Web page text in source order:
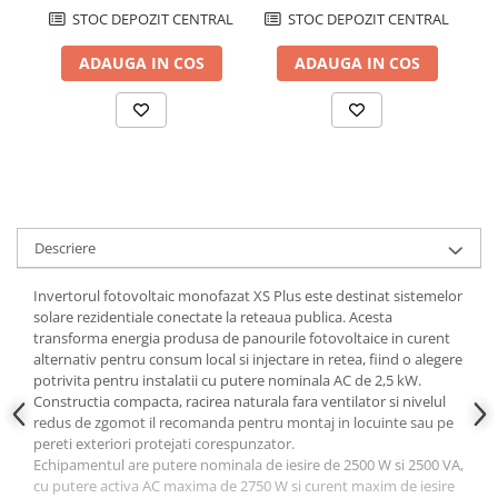
Papuci si mufe
Cablu solar
Cabluri coaxiale TV
Cabluri curenti slabi
aluminiu
Cabluri aluminiu coaxial
bransament
Cabluri aluminiu nearmat
Cabluri aluminiu tip Enel
Cabluri aluminiu torsadat/aerian
Cabluri energie joasa tensiune -
cupru
STOC DEPOZIT CENTRAL
ADAUGA IN COS
STOC DEPOZIT CENTRAL
ADAUGA IN COS
Descriere
Invertorul fotovoltaic monofazat XS Plus este destinat sistemelor
solare rezidentiale conectate la reteaua publica. Acesta
transforma energia produsa de panourile fotovoltaice in curent
alternativ pentru consum local si injectare in retea, fiind o alegere
potrivita pentru instalatii cu putere nominala AC de 2,5 kW.
Constructia compacta, racirea naturala fara ventilator si nivelul
redus de zgomot il recomanda pentru montaj in locuinte sau pe
pereti exteriori protejati corespunzator.
Echipamentul are putere nominala de iesire de 2500 W si 2500 VA,
cu putere activa AC maxima de 2750 W si curent maxim de iesire